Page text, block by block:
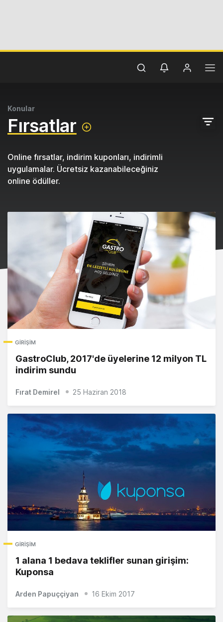
Konular
Fırsatlar
Online fırsatlar, indirim kuponları, indirimli
uygulamalar. Ücretsiz kazanabileceğiniz
online ödüller.
GIRIŞIM
GastroClub, 2017'de üyelerine 12 milyon TL
indirim sundu
Fırat Demirel 25 Haziran 2018
GIRIŞIM
1 alana 1 bedava teklifler sunan girişim:
Kuponsa
Arden Papuççiyan 16 Ekim 2017